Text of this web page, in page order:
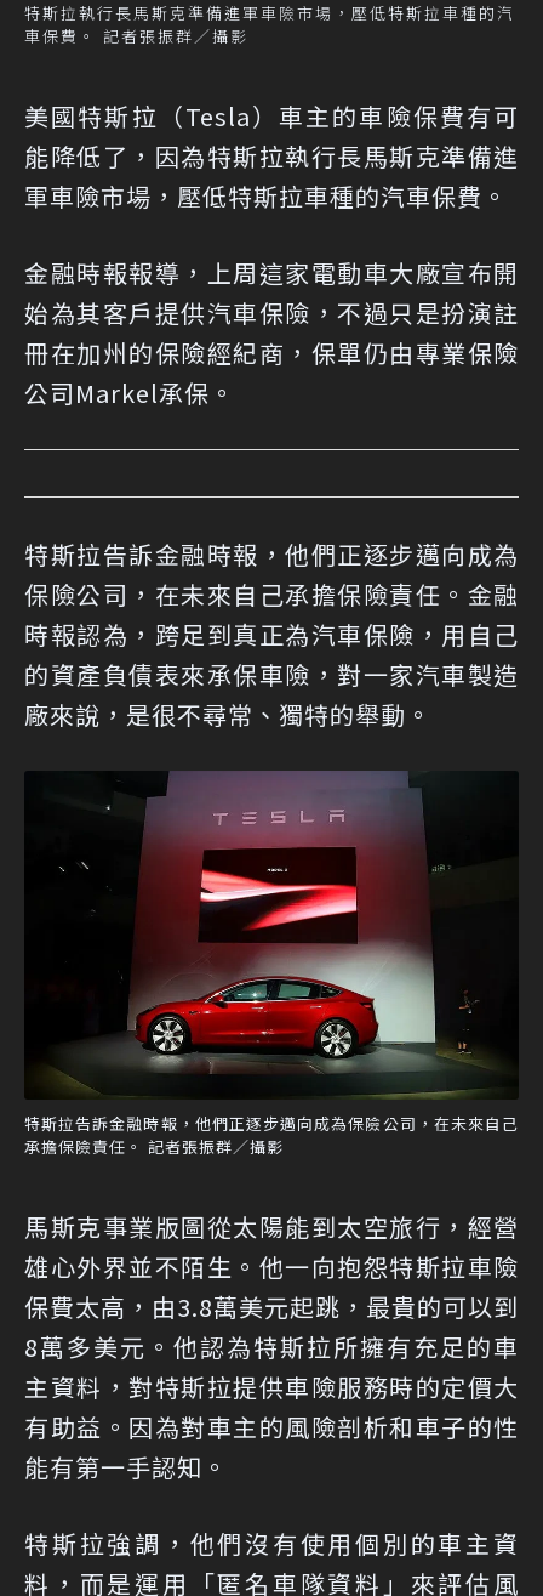
特斯拉執行長馬斯克準備進軍車險市場，壓低特斯拉車種的汽
車保費。 記者張振群／攝影
美國特斯拉（Tesla）車主的車險保費有可
能降低了，因為特斯拉執行長馬斯克準備進
軍車險市場，壓低特斯拉車種的汽車保費。
金融時報報導，上周這家電動車大廠宣布開
始為其客戶提供汽車保險，不過只是扮演註
冊在加州的保險經紀商，保單仍由專業保險
公司Markel承保。
特斯拉告訴金融時報，他們正逐步邁向成為
保險公司，在未來自己承擔保險責任。金融
時報認為，跨足到真正為汽車保險，用自己
的資產負債表來承保車險，對一家汽車製造
廠來說，是很不尋常、獨特的舉動。
特斯拉告訴金融時報，他們正逐步邁向成為保險公司，在未來自己
承擔保險責任。 記者張振群／攝影
馬斯克事業版圖從太陽能到太空旅行，經營
雄心外界並不陌生。他一向抱怨特斯拉車險
保費太高，由3.8萬美元起跳，最貴的可以到
8萬多美元。他認為特斯拉所擁有充足的車
主資料，對特斯拉提供車險服務時的定價大
有助益。因為對車主的風險剖析和車子的性
能有第一手認知。
特斯拉強調，他們沒有使用個別的車主資
料，而是運用「匿名車隊資料」來評估風